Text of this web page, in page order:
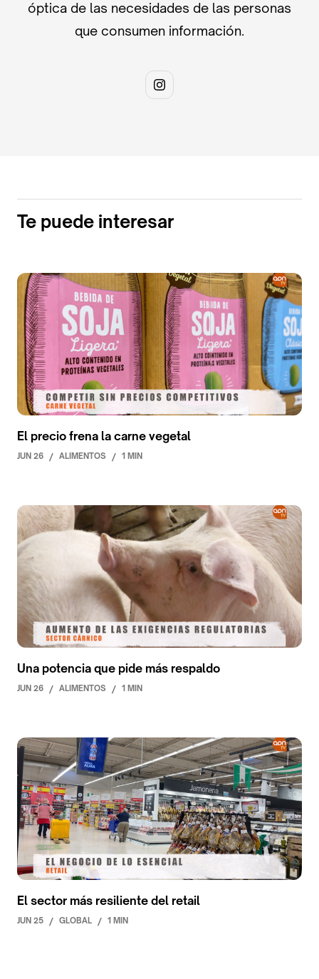
óptica de las necesidades de las personas
que consumen información.
Te puede interesar
El precio frena la carne vegetal
JUN 26 / ALIMENTOS / 1 MIN
Una potencia que pide más respaldo
JUN 26 / ALIMENTOS / 1 MIN
El sector más resiliente del retail
JUN 25 / GLOBAL / 1 MIN